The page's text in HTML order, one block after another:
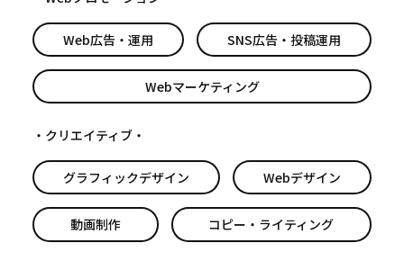
Web広告・運用 SNS広告・投稿運用
Webマーケティング
クリエイティブ
グラフィックデザイン Webデザイン
動画制作 コピー・ライティング